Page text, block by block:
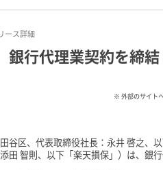
ース詳細
銀行代理業契約を締結
※ 外部のサイト
谷区、代表取締役社長：永井 啓之、
田 智則、以下「楽天損保」）は、銀